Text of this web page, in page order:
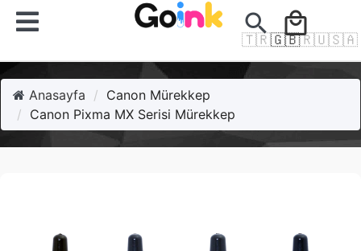
search local_mall
🇹🇷🇬🇧🇷🇺🇸🇦
Anasayfa
Canon Mürekkep
Canon Pixma MX Serisi Mürekkep